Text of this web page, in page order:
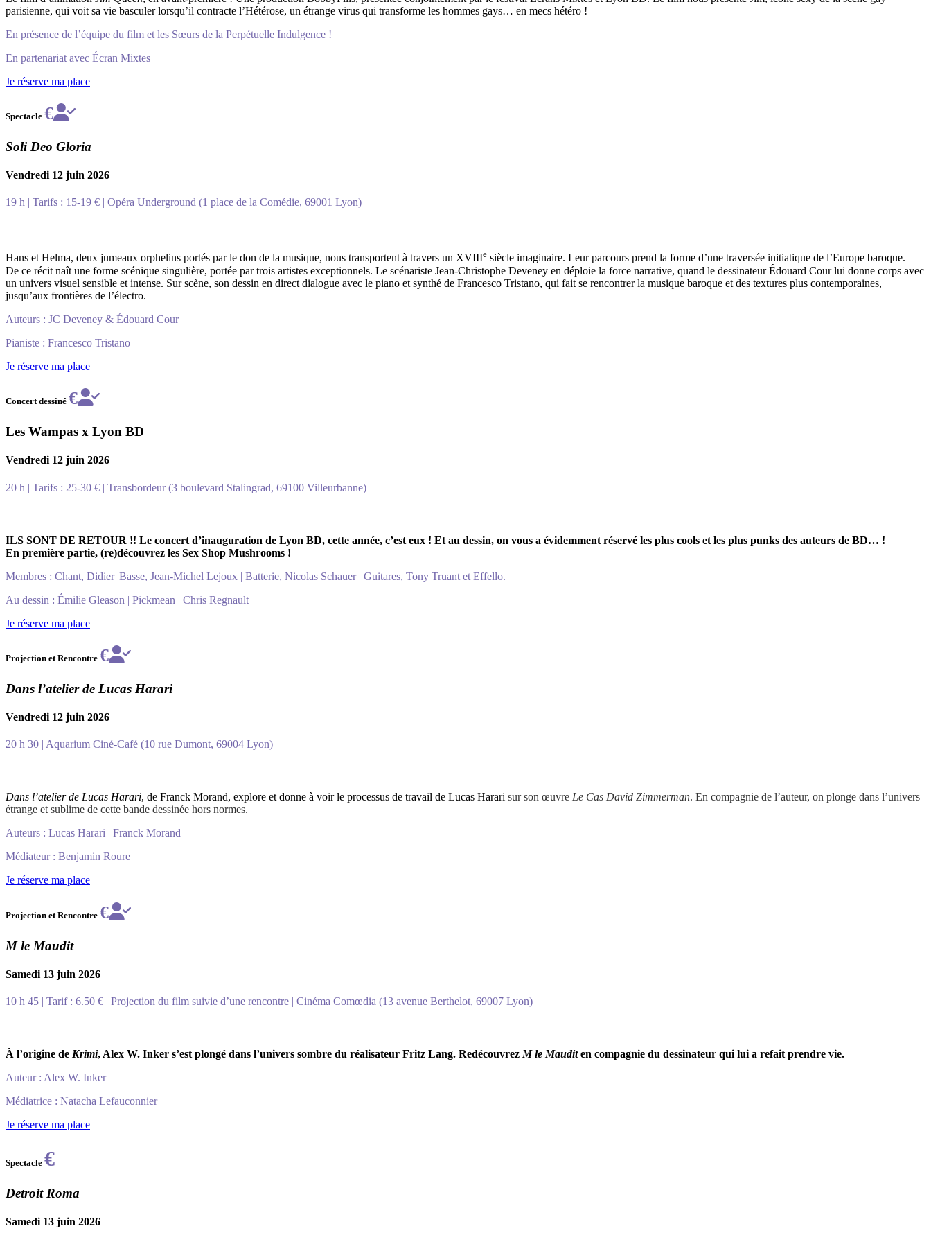
parisienne, qui voit sa vie basculer lorsqu’il contracte l’Hétérose, un étrange virus qui transforme les hommes gays… en mecs hétéro !
En présence de l’équipe du film et les Sœurs de la Perpétuelle Indulgence !
En partenariat avec Écran Mixtes
Je réserve ma place
Spectacle €
Soli Deo Gloria
Vendredi 12 juin 2026
19 h | Tarifs : 15-19 € | Opéra Underground (1 place de la Comédie, 69001 Lyon)
Hans et Helma, deux jumeaux orphelins portés par le don de la musique, nous transportent à travers un XVIIIe siècle imaginaire. Leur parcours prend la forme d’une traversée initiatique de l’Europe baroque.
De ce récit naît une forme scénique singulière, portée par trois artistes exceptionnels. Le scénariste Jean-Christophe Deveney en déploie la force narrative, quand le dessinateur Édouard Cour lui donne corps avec
un univers visuel sensible et intense. Sur scène, son dessin en direct dialogue avec le piano et synthé de Francesco Tristano, qui fait se rencontrer la musique baroque et des textures plus contemporaines,
jusqu’aux frontières de l’électro.
Auteurs : JC Deveney & Édouard Cour
Pianiste : Francesco Tristano
Je réserve ma place
Concert dessiné €
Les Wampas x Lyon BD
Vendredi 12 juin 2026
20 h | Tarifs : 25-30 € | Transbordeur (3 boulevard Stalingrad, 69100 Villeurbanne)
ILS SONT DE RETOUR !! Le concert d’inauguration de Lyon BD, cette année, c’est eux ! Et au dessin, on vous a évidemment réservé les plus cools et les plus punks des auteurs de BD… !
En première partie, (re)découvrez les Sex Shop Mushrooms !
Membres : Chant, Didier |Basse, Jean-Michel Lejoux | Batterie, Nicolas Schauer | Guitares, Tony Truant et Effello.
Au dessin : Émilie Gleason | Pickmean | Chris Regnault
Je réserve ma place
Projection et Rencontre €
Dans l’atelier de Lucas Harari
Vendredi 12 juin 2026
20 h 30 | Aquarium Ciné-Café (10 rue Dumont, 69004 Lyon)
Dans l’atelier de Lucas Harari, de Franck Morand, explore et donne à voir le processus de travail de Lucas Harari sur son œuvre Le Cas David Zimmerman. En compagnie de l’auteur, on plonge dans l’univers
étrange et sublime de cette bande dessinée hors normes.
Auteurs : Lucas Harari | Franck Morand
Médiateur : Benjamin Roure
Je réserve ma place
Projection et Rencontre €
M le Maudit
Samedi 13 juin 2026
10 h 45 | Tarif : 6.50 € | Projection du film suivie d’une rencontre | Cinéma Comœdia (13 avenue Berthelot, 69007 Lyon)
À l’origine de Krimi, Alex W. Inker s’est plongé dans l’univers sombre du réalisateur Fritz Lang. Redécouvrez M le Mauditen compagnie du dessinateur qui lui a refait prendre vie.
Auteur : Alex W. Inker
Médiatrice : Natacha Lefauconnier
Je réserve ma place
Spectacle €
Detroit Roma
Samedi 13 juin 2026